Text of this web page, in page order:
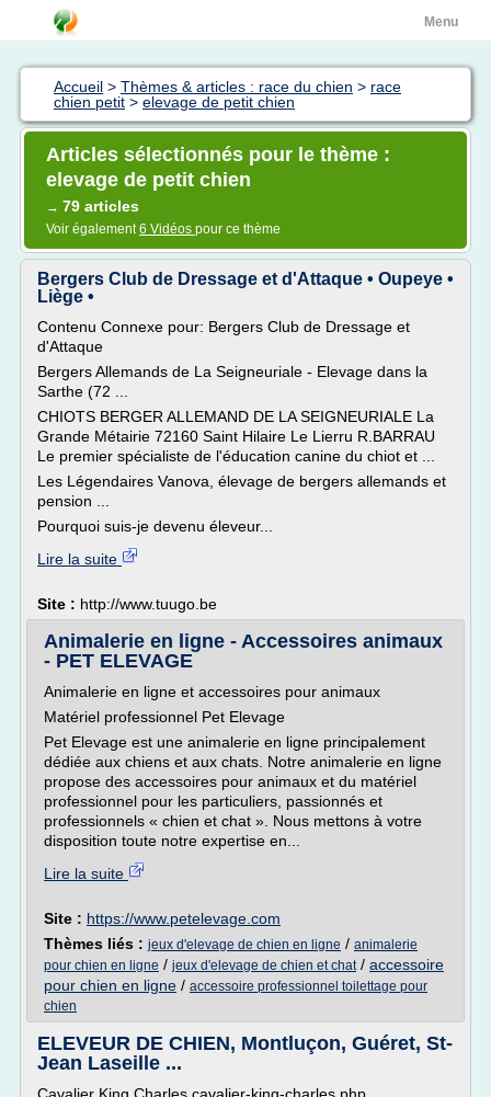
Menu
Accueil > Thèmes & articles : race du chien > race
chien petit > elevage de petit chien
Articles sélectionnés pour le thème :
elevage de petit chien
→ 79 articles
Voir également6 Vidéos pour ce thème
Bergers Club de Dressage et d'Attaque • Oupeye •
Liège •
Contenu Connexe pour: Bergers Club de Dressage et
d'Attaque
Bergers Allemands de La Seigneuriale - Elevage dans la
Sarthe (72 ...
CHIOTS BERGER ALLEMAND DE LA SEIGNEURIALE La
Grande Métairie 72160 Saint Hilaire Le Lierru R.BARRAU
Le premier spécialiste de l'éducation canine du chiot et ...
Les Légendaires Vanova, élevage de bergers allemands et
pension ...
Pourquoi suis-je devenu éleveur...
Lire la suite
Site : http://www.tuugo.be
Animalerie en ligne - Accessoires animaux
- PET ELEVAGE
Animalerie en ligne et accessoires pour animaux
Matériel professionnel Pet Elevage
Pet Elevage est une animalerie en ligne principalement
dédiée aux chiens et aux chats. Notre animalerie en ligne
propose des accessoires pour animaux et du matériel
professionnel pour les particuliers, passionnés et
professionnels « chien et chat ». Nous mettons à votre
disposition toute notre expertise en...
Lire la suite
Site : https://www.petelevage.com
Thèmes liés : jeux d'elevage de chien en ligne / animalerie
pour chien en ligne / jeux d'elevage de chien et chat/ accessoire
pour chien en ligne / accessoire professionnel toilettage pour
chien
ELEVEUR DE CHIEN, Montluçon, Guéret, St-
Jean Laseille ...